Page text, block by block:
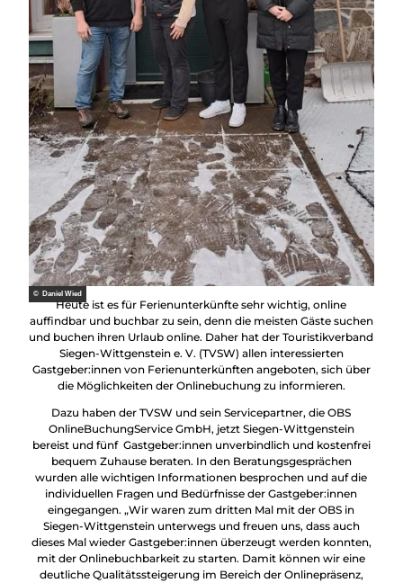
© Daniel Wied
Heute ist es für Ferienunterkünfte sehr wichtig, online
auffindbar und buchbar zu sein, denn die meisten Gäste suchen
und buchen ihren Urlaub online. Daher hat der Touristikverband
Siegen-Wittgenstein e. V. (TVSW) allen interessierten
Gastgeber:innen von Ferienunterkünften angeboten, sich über
die Möglichkeiten der Onlinebuchung zu informieren.
Dazu haben der TVSW und sein Servicepartner, die OBS
OnlineBuchungService GmbH, jetzt Siegen-Wittgenstein
bereist und fünf Gastgeber:innen unverbindlich und kostenfrei
bequem Zuhause beraten. In den Beratungsgesprächen
wurden alle wichtigen Informationen besprochen und auf die
individuellen Fragen und Bedürfnisse der Gastgeber:innen
eingegangen. „Wir waren zum dritten Mal mit der OBS in
Siegen-Wittgenstein unterwegs und freuen uns, dass auch
dieses Mal wieder Gastgeber:innen überzeugt werden konnten,
mit der Onlinebuchbarkeit zu starten. Damit können wir eine
deutliche Qualitätssteigerung im Bereich der Onlinepräsenz,